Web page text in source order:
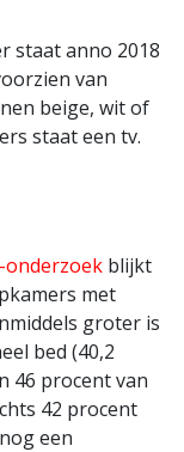
staat anno 2018
van
beige, wit of
staat een tv.
onderzoek blijkt
met
groter is
bed (40,2
46 procent van
42 procent
een